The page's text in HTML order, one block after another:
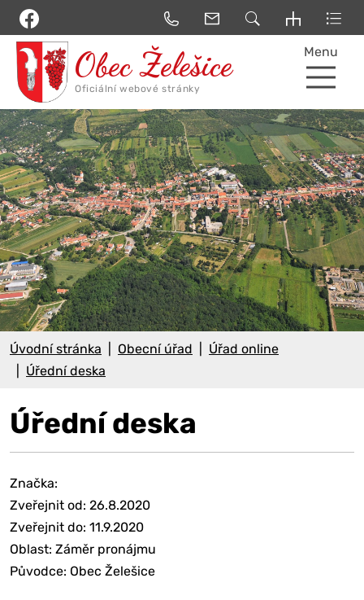
Menu
Úvodní stránka Obecní úřad
Úřad online
Úřední deska
Úřední deska
Značka:
Zveřejnit od: 26.8.2020
Zveřejnit do: 11.9.2020
Oblast: Záměr pronájmu
Původce: Obec Želešice